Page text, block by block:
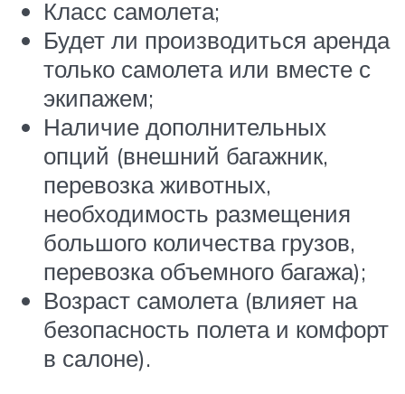
Класс самолета;
Будет ли производиться аренда
только самолета или вместе с
экипажем;
Наличие дополнительных
опций (внешний багажник,
перевозка животных,
необходимость размещения
большого количества грузов,
перевозка объемного багажа);
Возраст самолета (влияет на
безопасность полета и комфорт
в салоне).